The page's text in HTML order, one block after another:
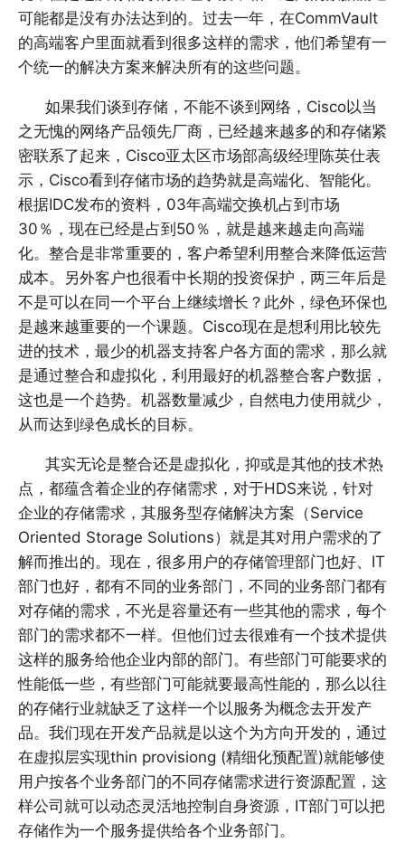
可能都是没有办法达到的。过去一年，在CommVault
的高端客户里面就看到很多这样的需求，他们希望有一
个统一的解决方案来解决所有的这些问题。
如果我们谈到存储，不能不谈到网络，Cisco以当
之无愧的网络产品领先厂商，已经越来越多的和存储紧
密联系了起来，Cisco亚太区市场部高级经理陈英仕表
示，Cisco看到存储市场的趋势就是高端化、智能化。
根据IDC发布的资料，03年高端交换机占到市场
30％，现在已经是占到50％，就是越来越走向高端
化。整合是非常重要的，客户希望利用整合来降低运营
成本。另外客户也很看中长期的投资保护，两三年后是
不是可以在同一个平台上继续增长？此外，绿色环保也
是越来越重要的一个课题。Cisco现在是想利用比较先
进的技术，最少的机器支持客户各方面的需求，那么就
是通过整合和虚拟化，利用最好的机器整合客户数据，
这也是一个趋势。机器数量减少，自然电力使用就少，
从而达到绿色成长的目标。
其实无论是整合还是虚拟化，抑或是其他的技术热
点，都蕴含着企业的存储需求，对于HDS来说，针对
企业的存储需求，其服务型存储解决方案（Service
Oriented Storage Solutions）就是其对用户需求的了
解而推出的。现在，很多用户的存储管理部门也好、IT
部门也好，都有不同的业务部门，不同的业务部门都有
对存储的需求，不光是容量还有一些其他的需求，每个
部门的需求都不一样。但他们过去很难有一个技术提供
这样的服务给他企业内部的部门。有些部门可能要求的
性能低一些，有些部门可能就要最高性能的，那么以往
的存储行业就缺乏了这样一个以服务为概念去开发产
品。我们现在开发产品就是以这个为方向开发的，通过
在虚拟层实现thin provisiong (精细化预配置)就能够使
用户按各个业务部门的不同存储需求进行资源配置，这
样公司就可以动态灵活地控制自身资源，IT部门可以把
存储作为一个服务提供给各个业务部门。